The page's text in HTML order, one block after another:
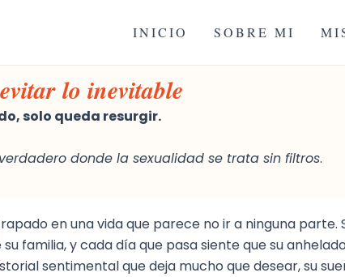
INICIO SOBRE MI
lo inevitable
solo queda resurgir.
donde la sexualidad se trata sin filtros.
en una vida que parece no ir a ninguna parte.
familia, y cada día que pasa siente que su
sentimental que deja mucho que desear, su